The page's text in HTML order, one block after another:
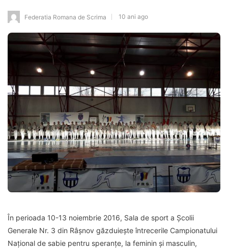
Federatia Romana de Scrima 10 ani ago
În perioada 10-13 noiembrie 2016, Sala de sport a Școlii
Generale Nr. 3 din Râșnov găzduiește întrecerile Campionatului
Național de sabie pentru speranțe, la feminin și masculin,